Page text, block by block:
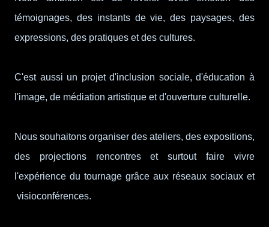
témoignages, des instants de vie, des paysages, des
expressions, des pratiques et des cultures.
C'est aussi un projet d'inclusion sociale, d'éducation à
l'image, de médiation artistique et d'ouverture culturelle.
Nous souhaitons organiser des ateliers, des expositions,
des projections rencontres et surtout faire vivre
l'expérience du tournage grâce aux réseaux sociaux et
visioconférences.